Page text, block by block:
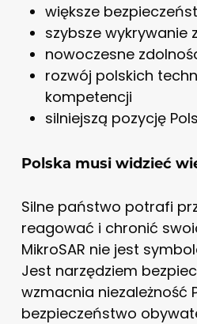
większe
szybsze wykrywanie
nowoczesne
rozwój polskich
kompetencji
silniejszą pozycję
Polska musi widzieć
Silne państwo potrafi
reagować i chronić
MikroSAR nie jest
Jest narzędziem
wzmacnia niezależność
bezpieczeństwo